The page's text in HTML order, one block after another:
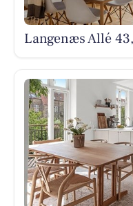
Langenæs Allé